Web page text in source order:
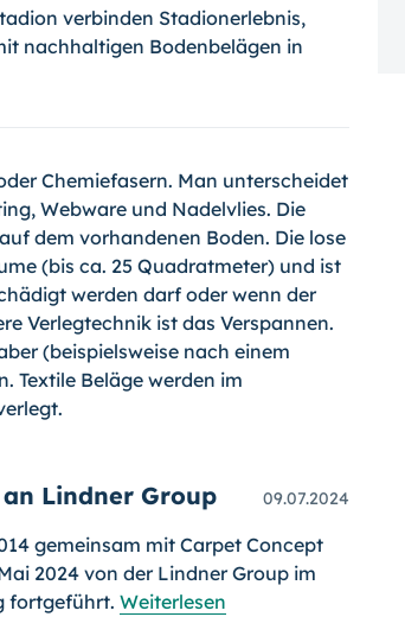
verbinden Stadionerlebnis,
nachhaltigen Bodenbelägen in
Chemiefasern. Man unterscheidet
Web­ware und Nadelvlies. Die
dem vorhandenen Boden. Die lose
(bis ca. 25 Quadratmeter) und ist
werden darf oder wenn der
Verlegtechnik ist das Verspannen.
(beispielsweise nach einem
Textile Beläge werden im
Lindner Group 09.07.2024
gemeinsam mit Carpet Concept
2024 von der Lindner Group im
fortgeführt. Weiterlesen